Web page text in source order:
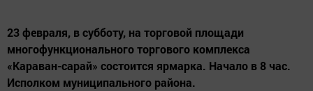
23 февраля, в субботу, на торговой площади
многофункционального торгового комплекса
«Караван-сарай» состоится ярмарка. Начало в 8 час.
Исполком муниципального района.